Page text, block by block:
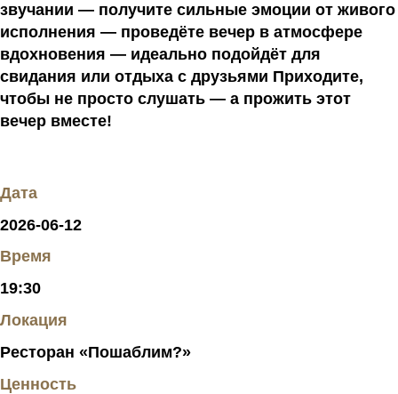
звучании — получите сильные эмоции от живого
исполнения — проведёте вечер в атмосфере
вдохновения — идеально подойдёт для
свидания или отдыха с друзьями Приходите,
чтобы не просто слушать — а прожить этот
вечер вместе!
Дата
2026-06-12
Время
19:30
Локация
Ресторан «Пошаблим?»
Ценность